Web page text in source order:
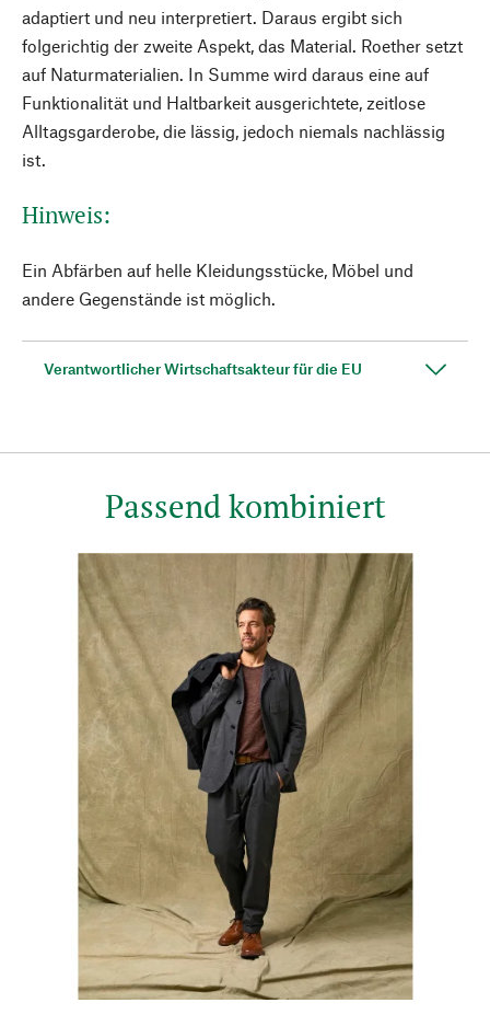
adaptiert und neu interpretiert. Daraus ergibt sich
folgerichtig der zweite Aspekt, das Material. Roether setzt
auf Naturmaterialien. In Summe wird daraus eine auf
Funktionalität und Haltbarkeit ausgerichtete, zeitlose
Alltagsgarderobe, die lässig, jedoch niemals nachlässig
ist.
Hinweis:
Ein Abfärben auf helle Kleidungsstücke, Möbel und
andere Gegenstände ist möglich.
Verantwortlicher Wirtschaftsakteur für die EU
Passend kombiniert